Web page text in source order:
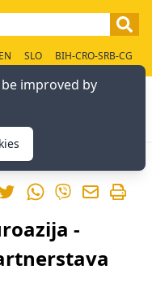
EN SLO BIH-CRO-SRB-CG
WhatsApp
Viber
-
improved by